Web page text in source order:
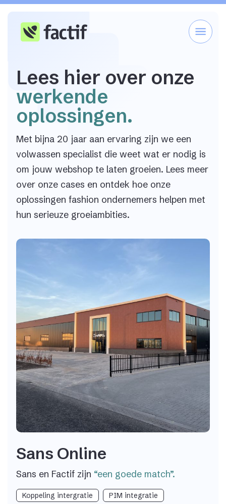
Lees hier over onze
werkende
oplossingen.
Met bijna 20 jaar aan ervaring zijn we een
volwassen specialist die weet wat er nodig is
om jouw webshop te laten groeien. Lees meer
over onze cases en ontdek hoe onze
oplossingen fashion ondernemers helpen met
hun serieuze groeiambities.
Sans Online
Sans en Factif zijn “een goede match”.
Koppeling intergratie
PIM integratie